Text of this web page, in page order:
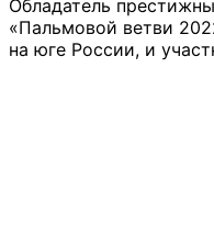
Обладатель
«Пальмовой ветви
на юге России, и